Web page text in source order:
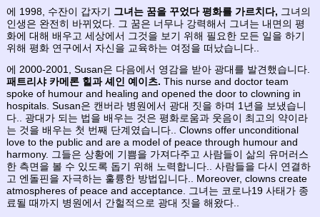
에 1998, 수잔이 갑자기 그녀는 꿈을 꾸었다 평화를 가르치다, 그녀의
인생은 완전히 바뀌었다. 그 꿈은 너무나 강력해서 그녀는 내면의 평
화에 대해 배우고 세상에서 그것을 보기 위해 필요한 모든 일을 하기
위해 평화 연구에서 자신을 교육하는 여정을 떠났습니다..
에 2000-2001, Susan은 다음에서 영감을 받아 광대를 발견했습니다.
패트리샤 카메론 힐과 셰인 예이츠. This nurse and doctor team
spoke of humour and healing and opened the door to clowning in
hospitals. Susan은 캔버라 병원에서 광대 짓을 하며 1년을 보냈습니
다.. 광대가 되는 법을 배우는 것은 평화로움과 웃음이 최고의 약이라
는 것을 배우는 첫 번째 단계였습니다.. Clowns offer unconditional
love to the public and are a model of peace through humour and
harmony. 그들은 상황에 기쁨을 가져다주고 사람들이 삶의 유머러스
한 측면을 볼 수 있도록 돕기 위해 노력합니다.. 사람들을 다시 연결하
고 엔돌핀을 자극하는 훌륭한 방법입니다.. Moreover, clowns create
atmospheres of peace and acceptance. 그녀는 코로나19 사태가 종
료될 때까지 병원에서 간헐적으로 광대 짓을 해왔다..